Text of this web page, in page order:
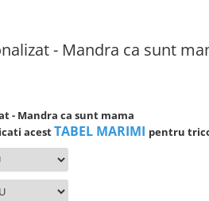
- Mandra ca sunt
- Mandra ca sunt mama
acestTABEL MARIMI pentru